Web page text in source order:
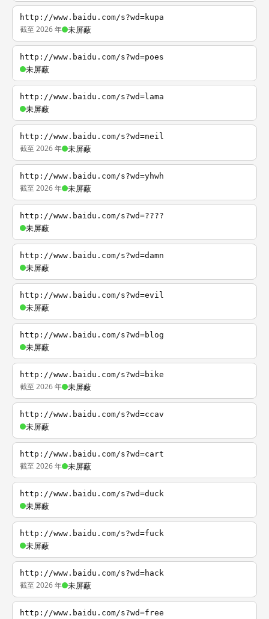
http://www.baidu.com/s?wd=kupa
截至 2026 年 未屏蔽
http://www.baidu.com/s?wd=poes
未屏蔽
http://www.baidu.com/s?wd=lama
未屏蔽
http://www.baidu.com/s?wd=neil
截至 2026 年 未屏蔽
http://www.baidu.com/s?wd=yhwh
截至 2026 年 未屏蔽
http://www.baidu.com/s?wd=????
未屏蔽
http://www.baidu.com/s?wd=damn
未屏蔽
http://www.baidu.com/s?wd=evil
未屏蔽
http://www.baidu.com/s?wd=blog
未屏蔽
http://www.baidu.com/s?wd=bike
截至 2026 年 未屏蔽
http://www.baidu.com/s?wd=ccav
未屏蔽
http://www.baidu.com/s?wd=cart
截至 2026 年 未屏蔽
http://www.baidu.com/s?wd=duck
未屏蔽
http://www.baidu.com/s?wd=fuck
未屏蔽
http://www.baidu.com/s?wd=hack
截至 2026 年 未屏蔽
http://www.baidu.com/s?wd=free